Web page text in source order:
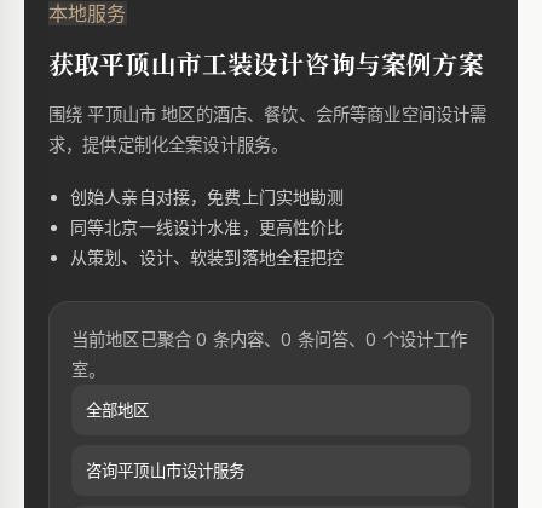
本地服务
获取平顶山市工装设计咨询与案例方案
围绕 平顶山市 地区的酒店、餐饮、会所等商业空间设计需
求，提供定制化全案设计服务。
创始人亲自对接，免费上门实地勘测
同等北京一线设计水准，更高性价比
从策划、设计、软装到落地全程把控
当前地区已聚合 0 条内容、0 条问答、0 个设计工作
室。
全部地区
咨询平顶山市设计服务